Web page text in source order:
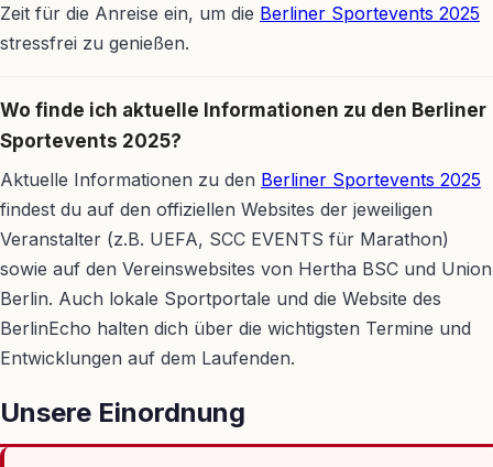
Zeit für die Anreise ein, um die Berliner Sportevents 2025
stressfrei zu genießen.
Wo finde ich aktuelle Informationen zu den Berliner
Sportevents 2025?
Aktuelle Informationen zu den Berliner Sportevents 2025
findest du auf den offiziellen Websites der jeweiligen
Veranstalter (z.B. UEFA, SCC EVENTS für Marathon)
sowie auf den Vereinswebsites von Hertha BSC und Union
Berlin. Auch lokale Sportportale und die Website des
BerlinEcho halten dich über die wichtigsten Termine und
Entwicklungen auf dem Laufenden.
Unsere Einordnung